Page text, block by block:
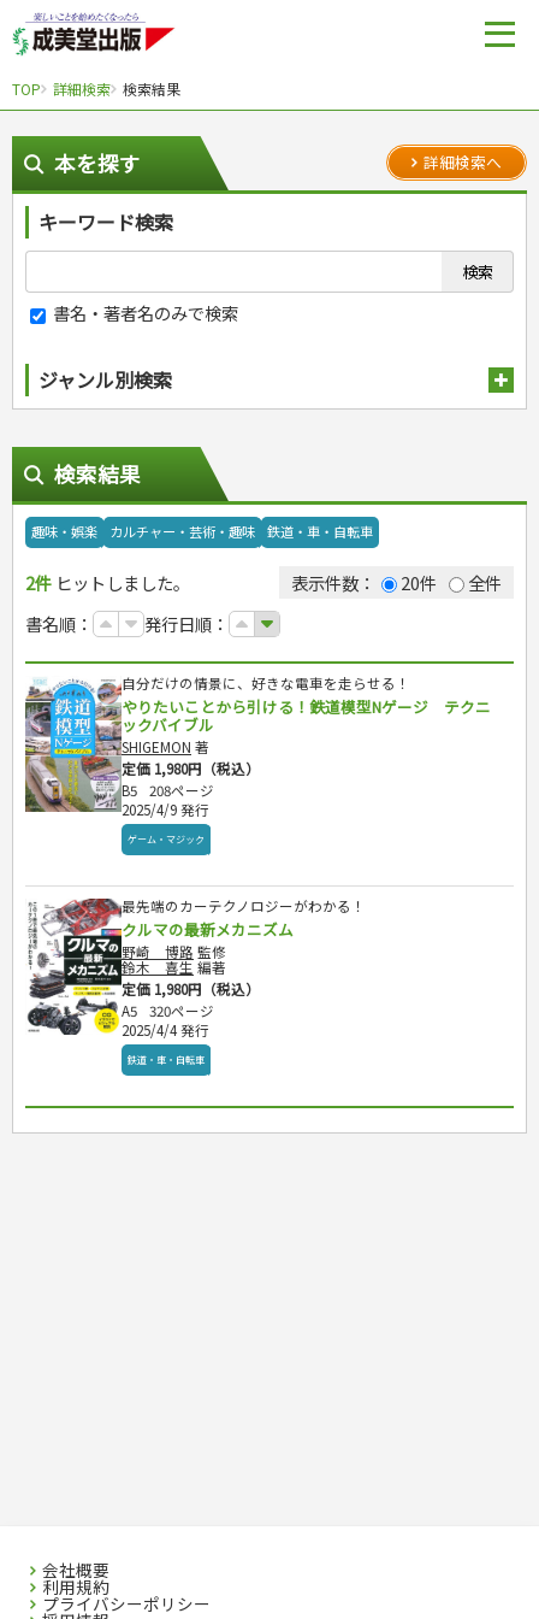
TOP 詳細検索 検索結果
本を探す 詳細検索へ
キーワード検索
書名・著者名のみで検索
ジャンル別検索
スポーツ
スポーツルール
野球
ゴルフ
トレーニング
ジュニアスポーツ
その他スポーツ
自然・アウトドア・ペット
アウトドア
犬・猫
ペット・飼育
園芸・野菜づくり
雑学
娯楽・ゲーム・占い
ナンプレ
囲碁・将棋・麻雀
ゲーム・マジック
家相・風水・占い
カルチャー・芸術・趣味
鉄道・車・自転車
音楽・楽器
趣味・鑑賞・カメラ
絵画・デッサン
俳句・詩・ことば
辞典・語学
辞典
語学・旅行会話
運転免許
原付・二輪
普通免許
その他免許
生活・暮らし
料理・レシピ
おもてなし・ごちそう料理
各国料理
お弁当
健康メニュー・ダイエット
調理器具クッキング
お菓子・ケーキ・パン
飲み物・お酒
手芸・クラフト
編み物
ソーイング
クラフト
住まい・インテリア・暮らし
インテリア・ハウジング
収納・掃除・暮らし
美容・ファッション
ダイエット・エクササイズ
メイク・ネイル・ヘア
着物・着つけ
冠婚葬祭・手紙・ペン字
冠婚葬祭・スピーチ・マナー
手紙・ペン字
妊娠・出産・育児
妊娠・出産・育児
離乳食・幼児食・こどもレシピ
健康と保育
ツボ・マッサージ
家庭医学・病気
健康知識
栄養事典
生活習慣病
看護・介護
看護一般
介護一般
保育・教育
パネルシアター
指導マニュアル
児童一般
おりがみ・あやとり
なぞなぞ・ゲーム
占い・心理ゲーム
のりもの・ずかん
読み物・絵本
音と光のでる絵本
学参・ドリル
夏休みドリル
総復習ドリル
学習・地図
自由研究・読書感想文
えんぴつちょう
就職活動
就職活動
就職試験
公務員試験
資格試験
検定試験・資格試験
英語検定・TOEIC
漢字検定・数学検定
簿記検定
看護・薬学
ケアマネジャー
ビジネス
経営・経済・法律
マネー・株・資産
旅行・歴史
国内・海外旅行
国外旅行
国内旅行
地理・歴史
地理・地図
ダイアリー
検索結果
趣味・娯楽 カルチャー・芸術・趣味 鉄道・車・自転車
2件 ヒットしました。 表示件数： 20件
全件
書名順：
発行日順：
自分だけの情景に、好きな電車を走らせる！
やりたいことから引ける！鉄道模型Nゲージ テクニ
ックバイブル
SHIGEMON 著
定価 1,980円（税込）
B5
208ページ
2025/4/9 発行
ゲーム・マジック
最先端のカーテクノロジーがわかる！
クルマの最新メカニズム
野崎 博路 監修
鈴木 喜生 編著
定価 1,980円（税込）
A5
320ページ
2025/4/4 発行
鉄道・車・自転車
会社概要
利用規約
プライバシーポリシー